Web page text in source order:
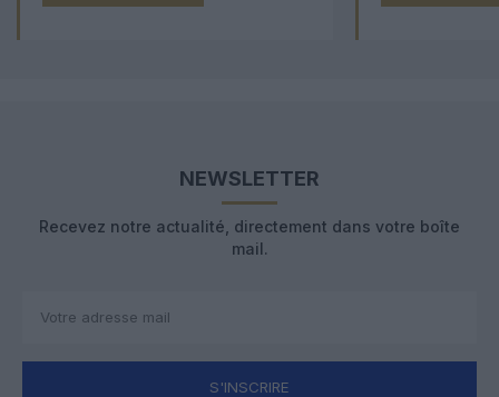
NEWSLETTER
Recevez notre actualité, directement dans votre boîte
mail.
S'INSCRIRE